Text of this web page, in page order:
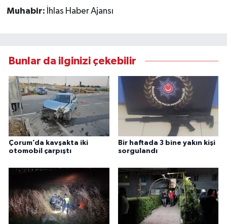
Muhabir: İhlas Haber Ajansı
Bunlar da ilginizi çekebilir
Çorum’da kavşakta iki
otomobil çarpıştı
Bir haftada 3 bine yakın kişi
sorgulandı